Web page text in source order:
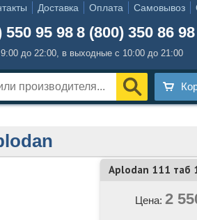
Доставка Оплата Самовывоз
550 95 98 8 (800) 350 86 98
до 22:00, в выходные с 10:00 до 21:00
Aplodan 111 таб
Цена: 2